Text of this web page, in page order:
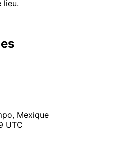
lieu.
Mexique
UTC